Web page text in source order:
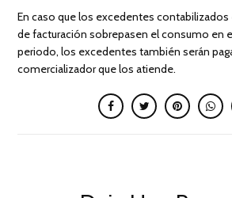
En caso que los excedentes
de facturación sobrepasen el consumo en
periodo, los excedentes también serán
comercializador que los atiende.